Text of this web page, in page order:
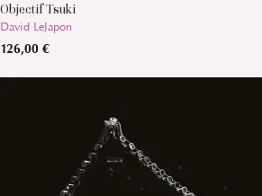
Objectif Tsuki
David LeJapon
126,00 €